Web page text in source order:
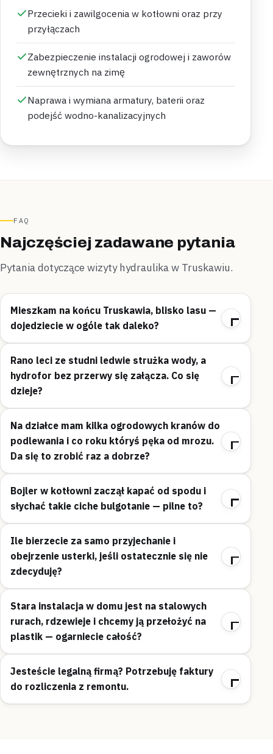
Przecieki i zawilgocenia w kotłowni oraz przy
przyłączach
Zabezpieczenie instalacji ogrodowej i zaworów
zewnętrznych na zimę
Naprawa i wymiana armatury, baterii oraz
podejść wodno-kanalizacyjnych
FAQ
Najczęściej zadawane pytania
Pytania dotyczące wizyty hydraulika w Truskawiu.
Mieszkam na końcu Truskawia, blisko lasu —
dojedziecie w ogóle tak daleko?
Rano leci ze studni ledwie strużka wody, a
hydrofor bez przerwy się załącza. Co się
dzieje?
Na działce mam kilka ogrodowych kranów do
podlewania i co roku któryś pęka od mrozu.
Da się to zrobić raz a dobrze?
Bojler w kotłowni zaczął kapać od spodu i
słychać takie ciche bulgotanie — pilne to?
Ile bierzecie za samo przyjechanie i
obejrzenie usterki, jeśli ostatecznie się nie
zdecyduję?
Stara instalacja w domu jest na stalowych
rurach, rdzewieje i chcemy ją przełożyć na
plastik — ogarniecie całość?
Jesteście legalną firmą? Potrzebuję faktury
do rozliczenia z remontu.